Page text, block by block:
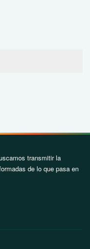
transmitir la
de lo que pasa en